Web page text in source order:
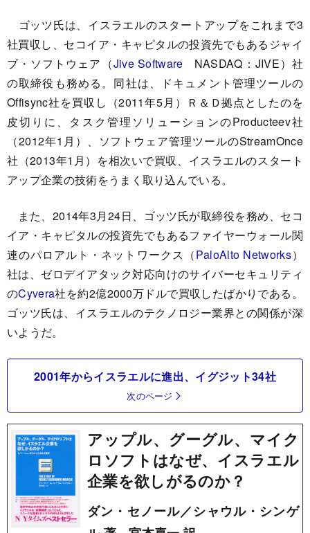
ゴッツ氏は、イスラエルのスタートアップをこれまで3
社買収し、セコイア・キャピタルの投資先でもあるジャイ
ブ・ソフトウェア（Jive Software NASDAQ：JIVE）社
の取締役も務める。同社は、ドキュメント管理ツールの
Offisync社を買収し（2011年5月）Ｒ＆Ｄ拠点としたのを
皮切りに、タスク管理ソリューションのProducteev社
（2012年1月）、ソフトウェア管理ツールのStreamOnce
社（2013年1月）を相次いで買収、イスラエルのスタート
アップ企業の技術をうまく取り込んでいる。
また、2014年3月24日、ゴッツ氏が取締役を務め、セコ
イア・キャピタルの投資先でもあるファイヤーウォール関
連のパロアルト・ネットワークス（PaloAlto Networks）
社は、ゼロデイアタック対応向けのサイバーセキュリティ
のCyvera社を約2億2000万ドルで買収したばかりである。
ゴッツ氏は、イスラエルのテクノロジー業界との関係が深
いようだ。
2001年からイスラエルに進出、イグジット34社
次のページ
アップル、グーグル、マイク
ロソフトはなぜ、イスラエル
企業を欲しがるのか？
ダン・セノール／シャウル・シンゲ